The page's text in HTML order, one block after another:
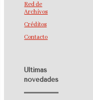
Red de
Archivos
Créditos
Contacto
Últimas
novedades